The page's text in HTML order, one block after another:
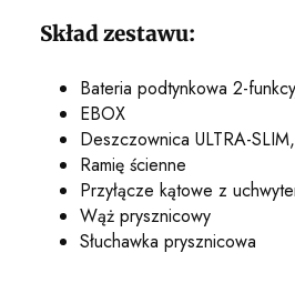
Skład zestawu:
Bateria podtynkowa 2-
EBOX
Deszczownica ULTRA-
Ramię ścienne
Przyłącze kątowe z
Wąż prysznicowy
Słuchawka prysznicowa